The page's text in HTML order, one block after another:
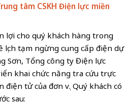
tâm CSKH Điện lực miền
lợi cho quý khách hàng trong
tạm ngừng cung cấp điện dự
Sơn, Tổng công ty Điện lực
khai chức năng tra cứu trực
tử của đơn vị. Quý khách có
sau: